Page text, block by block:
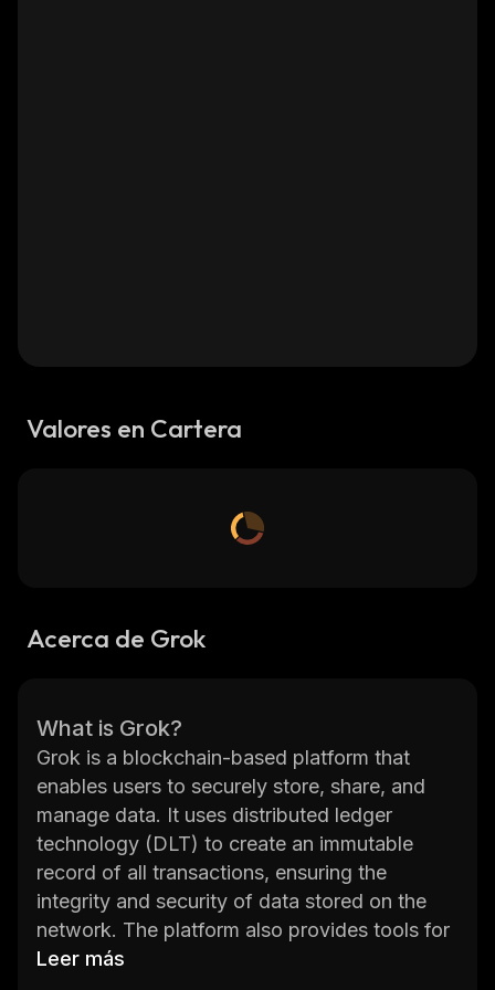
Valores en Cartera
Acerca de Grok
What is Grok?
Grok is a blockchain-based platform that
enables users to securely store, share, and
manage data. It uses distributed ledger
technology (DLT) to create an immutable
record of all transactions, ensuring the
integrity and security of data stored on the
network. The platform also provides tools for
developers to build applications on top of the
Leer más